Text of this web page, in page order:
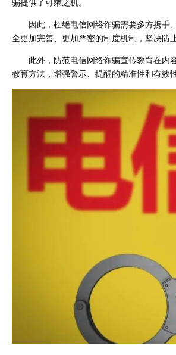
因此，杜绝电信网络诈骗需要多方携手
全更加完善、更加严密的制度机制，坚决防
此外，防范电信网络诈骗宣传教育在内
教育方法，增强警示、提醒的精准性和有效